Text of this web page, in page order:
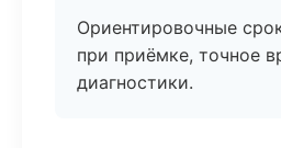
Ориентировочные
при приёмке, точное
диагностики.